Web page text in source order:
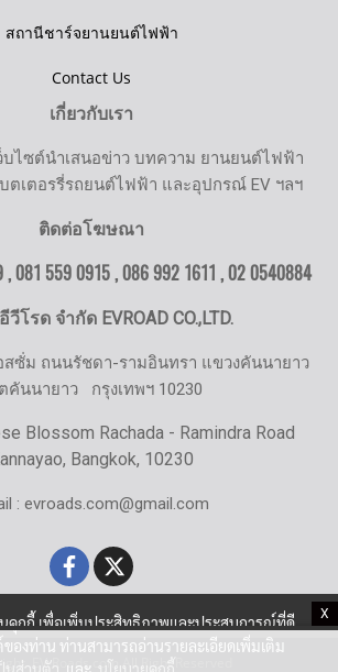
X
สถานีชาร์จยานยนต์ไฟฟ้า
Contact Us
เกี่ยวกับเรา
ว็บไซต์นำเสนอข่าว บทความ ยานยนต์ไฟฟ้า
ตเตอรรี่รถยนต์ไฟฟ้า และอุปกรณ์ EV ฯลฯ
ติดต่อโฆษณา
081 559 0915 , 086 992 1611 ,02 0540884
โรด จำกัด EVROAD CO.,LTD.
สซั่ม ถนนรัชดา-รามอินทรา แขวงคันนายาว
คันนายาว กรุงเทพฯ 10230
Blossom Rachada - Ramindra Road
Bangkok, 10230
: evroads.com@gmail.com
EV-Roads.com All Right Reserved
นคุกกี้ เพื่อเพิ่มประสิทธิภาพและประสบการณ์ที่ดี
ของท่าน ท่านสามารถอ่านรายละเอียดเพิ่มเติม